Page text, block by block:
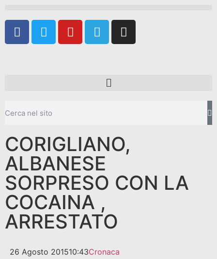
CORIGLIANO,
ALBANESE
SORPRESO CON LA
COCAINA ,
ARRESTATO
26 Agosto 201510:43Cronaca